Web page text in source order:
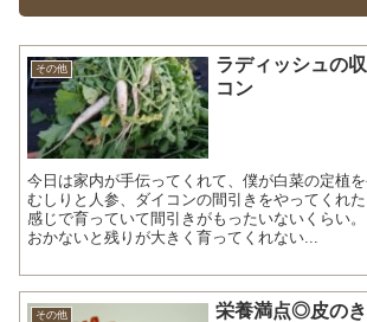
その他
ラディッシュの
コン
今日は家内が手伝ってくれて、僕が白菜の定植
むしりと人参、ダイコンの間引きをやってくれ
感じで育っていて間引きがもったいないくらい
おかないと残りが大きく育ってくれない...
その他 栄養満点◎皮の